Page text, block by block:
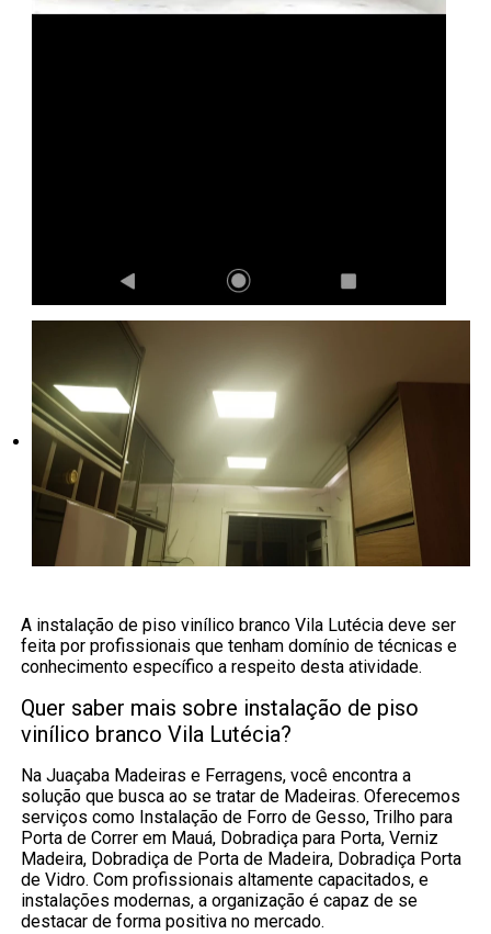
A instalação de piso vinílico branco Vila Lutécia deve ser
feita por profissionais que tenham domínio de técnicas e
conhecimento específico a respeito desta atividade.
Quer saber mais sobre instalação de piso
vinílico branco Vila Lutécia?
Na Juaçaba Madeiras e Ferragens, você encontra a
solução que busca ao se tratar de Madeiras. Oferecemos
serviços como Instalação de Forro de Gesso, Trilho para
Porta de Correr em Mauá, Dobradiça para Porta, Verniz
Madeira, Dobradiça de Porta de Madeira, Dobradiça Porta
de Vidro. Com profissionais altamente capacitados, e
instalações modernas, a organização é capaz de se
destacar de forma positiva no mercado.